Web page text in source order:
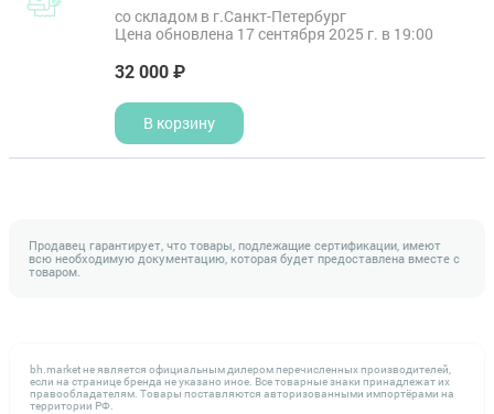
со складом в г.Санкт-Петербург
Цена обновлена 17 сентября 2025 г. в 19:00
32 000 ₽
В корзину
Продавец гарантирует, что товары, подлежащие сертификации, имеют
всю необходимую документацию, которая будет предоставлена вместе с
товаром.
bh.market не является официальным дилером перечисленных производителей,
если на странице бренда не указано иное. Все товарные знаки принадлежат их
правообладателям. Товары поставляются авторизованными импортёрами на
территории РФ.